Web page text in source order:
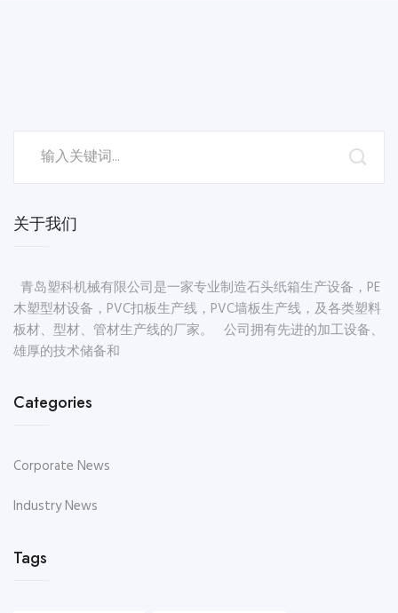
关于我们
青岛塑科机械有限公司是一家专业制造石头纸箱生产设备，PE
木塑型材设备，PVC扣板生产线，PVC墙板生产线，及各类塑料
板材、型材、管材生产线的厂家。 公司拥有先进的加工设备、
雄厚的技术储备和
Categories
Corporate News
Industry News
Tags